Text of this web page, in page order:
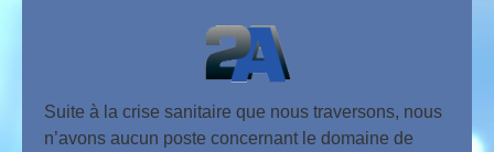
Suite à la crise sanitaire que nous traversons, nous
n’avons aucun poste concernant le domaine de